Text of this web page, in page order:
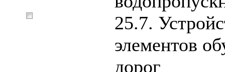
25.7.
элементов
дорог